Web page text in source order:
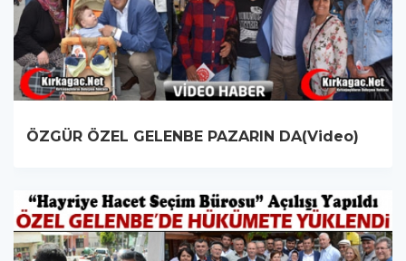
ÖZGÜR ÖZEL GELENBE PAZARIN DA(Video)